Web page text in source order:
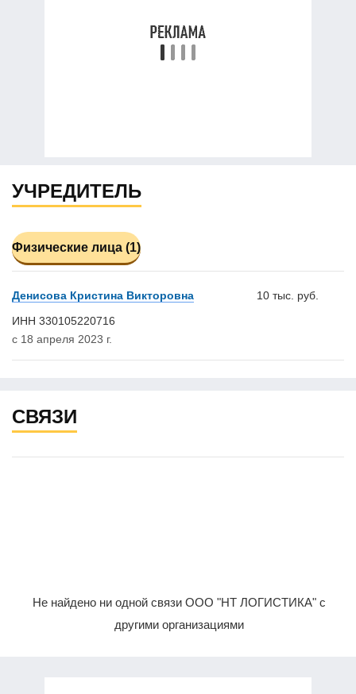
УЧРЕДИТЕЛЬ
Физические лица (1)
Денисова Кристина Викторовна
ИНН 330105220716
с 18 апреля 2023 г.
10 тыс. руб.
СВЯЗИ
Не найдено ни одной связи ООО "НТ ЛОГИСТИКА" с
другими организациями